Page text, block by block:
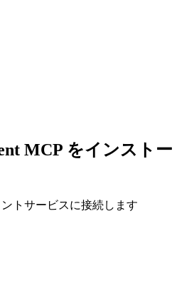
MCP をインストー
トサービスに接続します